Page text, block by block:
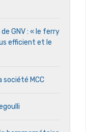
GNV : « le ferry
efficient et le
société MCC